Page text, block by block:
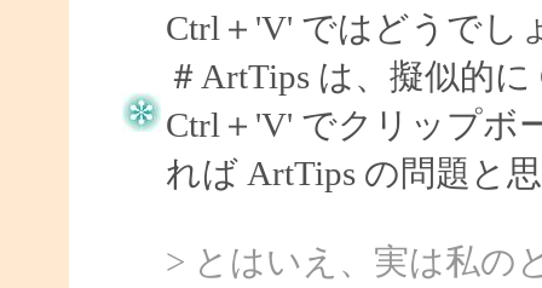
Ctrl＋'V' ではどうでし
＃ArtTips は、擬似的
Ctrl＋'V' でクリップボ
れば ArtTips の問題と
> とはいえ、実は私の